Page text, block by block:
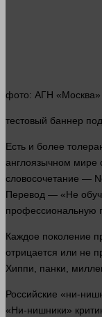
фото: АГН «Москва»
тестовый баннер
Есть и более
англоязычном мире
словосочетание —
Перевод — «Не
профессиональную
Каждое поколение
отрицается или не
Хиппи, панки,
Российские «ни-
«Ни-нишники»